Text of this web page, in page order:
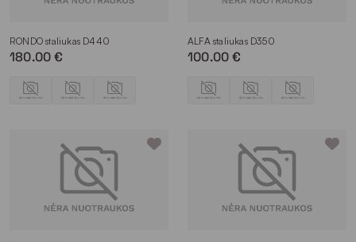
RONDO staliukas D440
180.00 €
ALFA staliukas D350
100.00 €